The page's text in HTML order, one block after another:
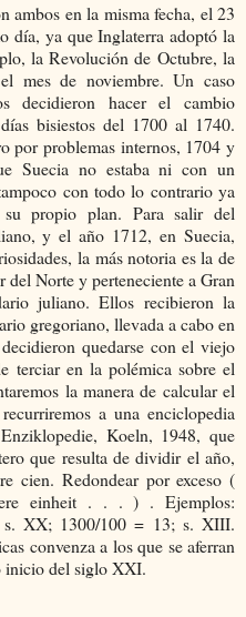
ambos en la misma fecha, el 23
día, ya que Inglaterra adoptó la
la Revolución de Octubre, la
mes de noviembre. Un caso
decidieron hacer el cambio
bisiestos del 1700 al 1740.
por problemas internos, 1704 y
Suecia no estaba ni con un
con todo lo contrario ya
propio plan. Para salir del
y el año 1712, en Suecia,
la más notoria es la de
Norte y perteneciente a Gran
juliano. Ellos recibieron la
gregoriano, llevada a cabo en
quedarse con el viejo
terciar en la polémica sobre el
la manera de calcular el
a una enciclopedia
Koeln, 1948, que
que resulta de dividir el año,
cien. Redondear por exceso (
einheit . . . ) . Ejemplos:
s. XX; 1300/100 = 13; s. XIII.
convenza a los que se aferran
inicio del siglo XXI.